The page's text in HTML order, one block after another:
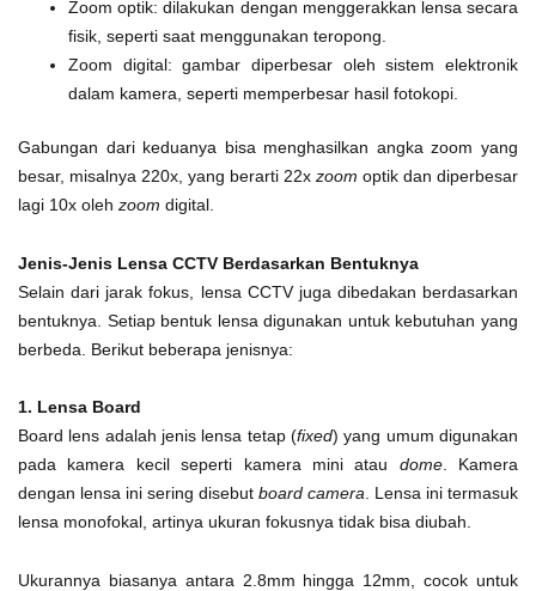
Zoom optik: dilakukan dengan menggerakkan lensa secara
fisik, seperti saat menggunakan teropong.
Zoom digital: gambar diperbesar oleh sistem elektronik
dalam kamera, seperti memperbesar hasil fotokopi.
Gabungan dari keduanya bisa menghasilkan angka zoom yang
besar, misalnya 220x, yang berarti 22x zoom optik dan diperbesar
lagi 10x oleh zoom digital.
Jenis-Jenis Lensa CCTV Berdasarkan Bentuknya
Selain dari jarak fokus, lensa CCTV juga dibedakan berdasarkan
bentuknya. Setiap bentuk lensa digunakan untuk kebutuhan yang
berbeda. Berikut beberapa jenisnya:
1. Lensa Board
Board lens adalah jenis lensa tetap (fixed) yang umum digunakan
pada kamera kecil seperti kamera mini atau dome. Kamera
dengan lensa ini sering disebut board camera. Lensa ini termasuk
lensa monofokal, artinya ukuran fokusnya tidak bisa diubah.
Ukurannya biasanya antara 2.8mm hingga 12mm, cocok untuk